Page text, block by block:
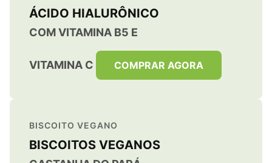
ÁCIDO HIALURÔNICO
COM VITAMINA B5 E
VITAMINA C COMPRAR AGORA
BISCOITO VEGANO
BISCOITOS VEGANOS